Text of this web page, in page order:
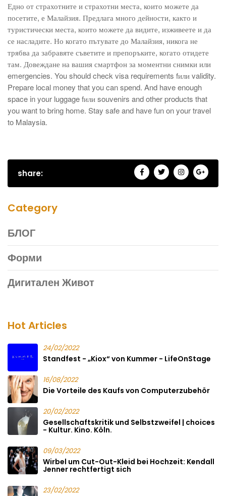
Едно от страхотните и страхотни места, които можете да
посетите, е Малайзия. Предлага много дейности, както и
туристически места, които можете да видите, изживеете и да
се насладите. Но когато пътувате до Малайзия, никога не
трябва да забравяте съветите и препоръките, когато отидете
там. Довеждане на вашиясмартфонза моментни снимкиили
emergencies. You should check visa requirements fили validity.
Prepare local money that you can spend. And have enough
space in your luggage fили souvenirs and other products that
you want to bring home. Stay safe and have fun on your travel
to Malaysia.
share:
Category
БЛОГ
Форми
Дигитален Живот
Hot Articles
24/02/2022
Standfest - „Kiox“ von Kummer - LifeOnStage
16/08/2022
Die Vorteile des Kaufs von Computerzubehör
20/02/2022
Gesellschaftskritik und Selbstzweifel | choices
- Kultur. Kino. Köln.
09/03/2022
Wirbel um Cut-Out-Kleid bei Hochzeit: Kendall
Jenner rechtfertigt sich
23/02/2022